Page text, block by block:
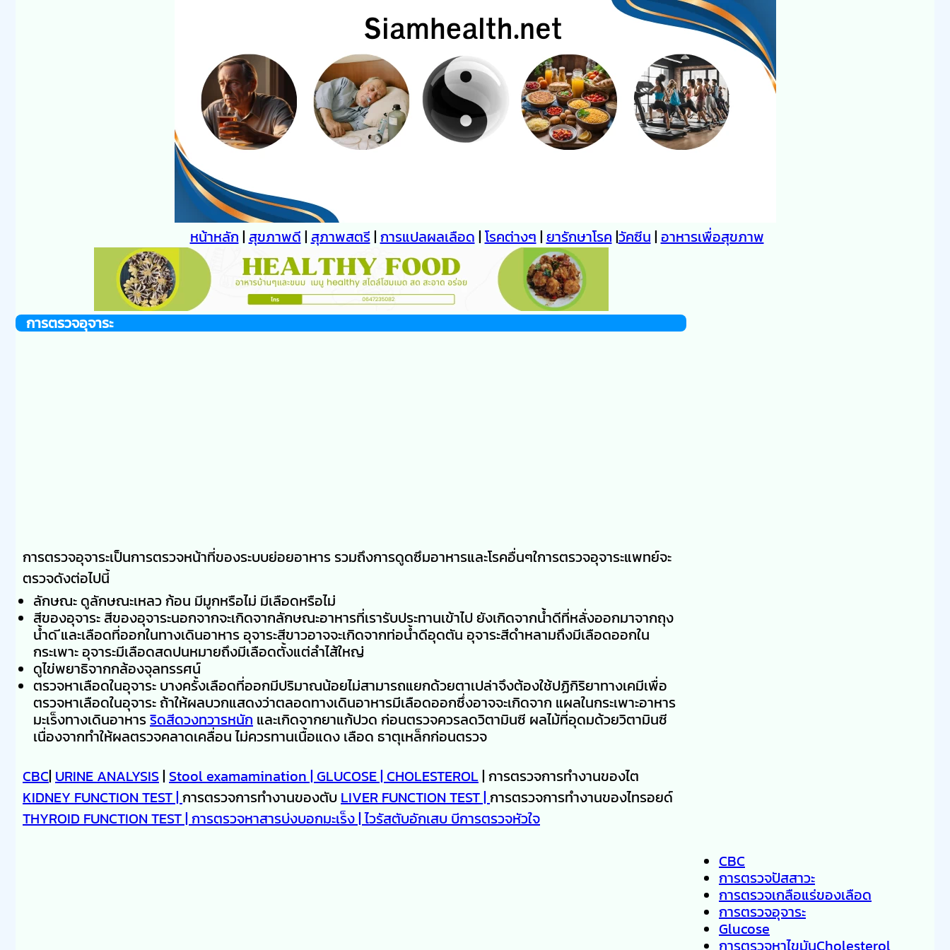
หน้าหลัก|สุขภาพดี|สุภาพสตรี|การแปลผลเลือด|โรคต่างๆ|ยารักษาโรค|วัคซีน|อาหารเพื่อสุขภาพ
การตรวจอุจาระ
การตรวจอุจาระเป็นการตรวจหน้าที่ของระบบย่อยอาหาร รวมถึงการดูดซึมอาหารและโรคอื่นๆใการตรวจอุจาระแพทย์จะ
ตรวจดังต่อไปนี้
ลักษณะ ดูลักษณะเหลว ก้อน มีมูกหรือไม่ มีเลือดหรือไม่
สีของอุจาระ สีของอุจาระนอกจากจะเกิดจากลักษณะอาหารที่เรารับประทานเข้าไป ยังเกิดจากน้ำดีที่หลั่งออกมาจากถุง
น้ำด ีและเลือดที่ออกในทางเดินอาหาร อุจาระสีขาวอาจจะเกิดจากท่อน้ำดีอุดตัน อุจาระสีดำหลามถึงมีเลือดออกใน
กระเพาะ อุจาระมีเลือดสดปนหมายถึงมีเลือดตั้งแต่ลำไส้ใหญ่
ดูไข่พยาธิจากกล้องจุลทรรศน์
ตรวจหาเลือดในอุจาระ บางครั้งเลือดที่ออกมีปริมาณน้อยไม่สามารถแยกด้วยตาเปล่าจึงต้องใช้ปฏิกิริยาทางเคมีเพื่อ
ตรวจหาเลือดในอุจาระ ถ้าให้ผลบวกแสดงว่าตลอดทางเดินอาหารมีเลือดออกซึ่งอาจจะเกิดจาก แผลในกระเพาะอาหาร
มะเร็งทางเดินอาหารริดสีดวงทวารหนัก และเกิดจากยาแก้ปวด ก่อนตรวจควรลดวิตามินซี ผลไม้ที่อุดมด้วยวิตามินซี
เนื่องจากทำให้ผลตรวจคลาดเคลื่อน ไม่ควรทานเนื้อแดง เลือด ธาตุเหล็กก่อนตรวจ
CBC| URINE ANALYSIS| Stool examamination |GLUCOSE |CHOLESTEROL| การตรวจการทำงานของไต
KIDNEY FUNCTION TEST |การตรวจการทำงานของตับLIVER FUNCTION TEST |การตรวจการทำงานของไทรอยด์
THYROID FUNCTION TEST |การตรวจหาสารบ่งบอกมะเร็ง |ไวรัสตับอักเสบ บีการตรวจหัวใจ
CBC
การตรวจปัสสาวะ
การตรวจเกลือแร่ของเลือด
การตรวจอุจาระ
Glucose
การตรวจหาไขมันCholesterol